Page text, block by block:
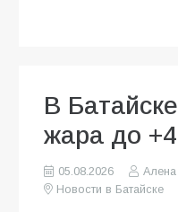
В
жара до
05.08.2026
Новости в Батайске